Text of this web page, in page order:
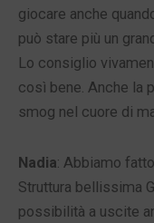
giocare anche
può stare più un
Lo consiglio
così bene. Anche la
smog nel cuore di
Nadia: Abbiamo
Struttura bellissima
possibilità a uscite